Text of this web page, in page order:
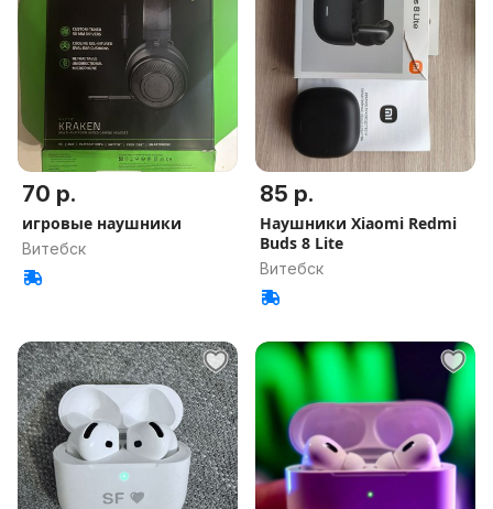
70 р.
игровые наушники
Витебск
85 р.
Наушники Xiaomi Redmi
Buds 8 Lite
Витебск